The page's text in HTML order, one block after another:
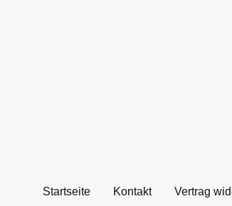
Startseite Kontakt Vertrag